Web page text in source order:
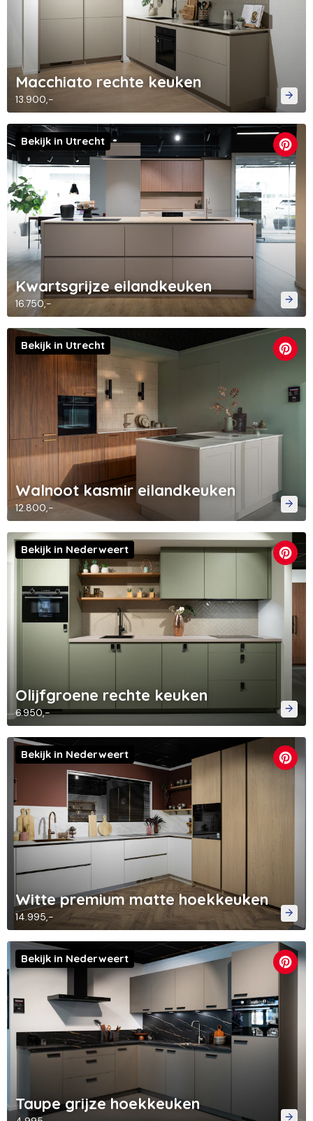
Macchiato rechte keuken
13.900,-
Kwartsgrijze eilandkeuken
16.750,-
Bekijk in Utrecht
Walnoot kasmir eilandkeuken
12.800,-
Bekijk in Utrecht
Olijfgroene rechte keuken
6.950,-
Bekijk in Nederweert
Witte premium matte hoekkeuken
14.995,-
Bekijk in Nederweert
Taupe grijze hoekkeuken
Bekijk in Nederweert